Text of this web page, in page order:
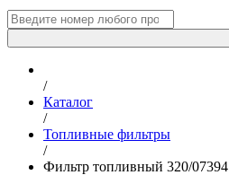
/
Каталог
/
Топливные фильтры
/
Фильтр топливный 320/07394